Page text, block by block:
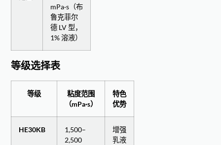
mPa·s（布
鲁克菲尔
德 LV 型，
1% 溶液）
等级选择表
等级
粘度范围
（mPa·s）
特色
优势
HE30KB
1,500–
2,500
增强
乳液